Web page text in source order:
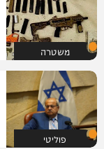
משטרה
פוליטי